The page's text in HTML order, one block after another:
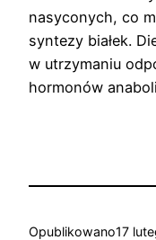
nasyconych, co
syntezy białek.
w utrzymaniu
hormonów
Opublikowano17